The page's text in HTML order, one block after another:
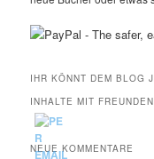
IHR KÖNNT DEM BLOG
INHALTE MIT
NEUE KOMMENTARE